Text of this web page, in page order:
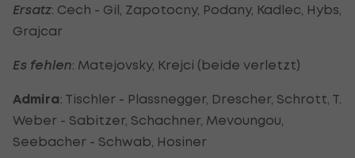
Ersatz: Cech - Gil, Zapotocny, Podany, Kadlec, Hybs,
Grajcar
Es fehlen: Matejovsky, Krejci (beide verletzt)
Admira: Tischler - Plassnegger, Drescher, Schrott, T.
Weber - Sabitzer, Schachner, Mevoungou,
Seebacher - Schwab, Hosiner